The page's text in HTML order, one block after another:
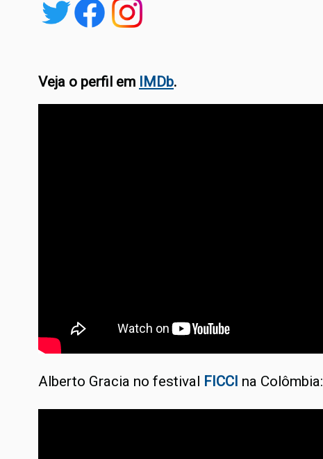
Veja o perfil em IMDb.
Alberto Gracia no festival FICCI na Colômbia: